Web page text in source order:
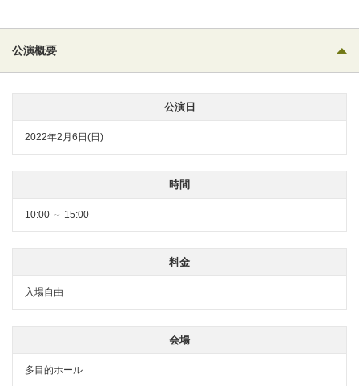
公演概要
公演日
2022年2月6日(日)
時間
10:00 ～ 15:00
料金
入場自由
会場
多目的ホール